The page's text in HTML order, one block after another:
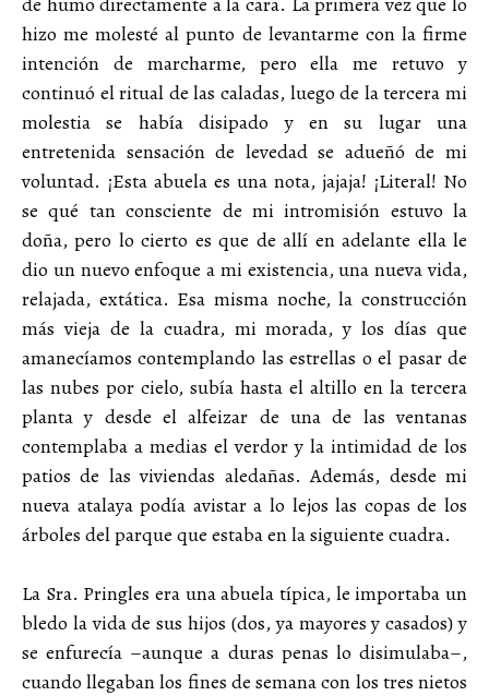
hizo me molesté al punto de levantarme con la firme
intención de marcharme, pero ella me retuvo y
continuó el ritual de las caladas, luego de la tercera mi
molestia se había disipado y en su lugar una
entretenida sensación de levedad se adueñó de mi
voluntad. ¡Esta abuela es una nota, jajaja! ¡Literal! No
se qué tan consciente de mi intromisión estuvo la
doña, pero lo cierto es que de allí en adelante ella le
dio un nuevo enfoque a mi existencia, una nueva vida,
relajada, extática. Esa misma noche, la construcción
más vieja de la cuadra, mi morada, y los días que
amanecíamos contemplando las estrellas o el pasar de
las nubes por cielo, subía hasta el altillo en la tercera
planta y desde el alfeizar de una de las ventanas
contemplaba a medias el verdor y la intimidad de los
patios de las viviendas aledañas. Además, desde mi
nueva atalaya podía avistar a lo lejos las copas de los
árboles del parque que estaba en la siguiente cuadra.
La Sra. Pringles era una abuela típica, le importaba un
bledo la vida de sus hijos (dos, ya mayores y casados) y
se enfurecía –aunque a duras penas lo disimulaba–,
cuando llegaban los fines de semana con los tres nietos